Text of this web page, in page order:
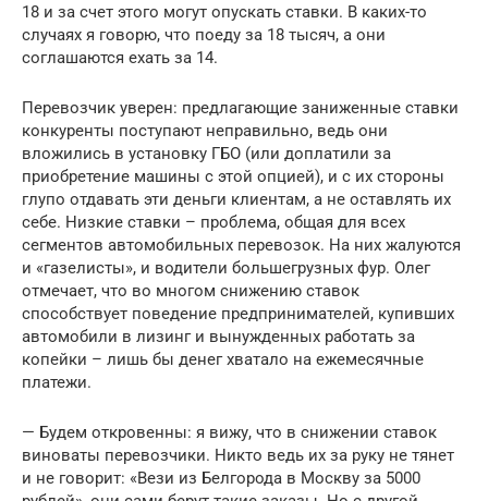
18 и за счет этого могут опускать ставки. В каких-то
случаях я говорю, что поеду за 18 тысяч, а они
соглашаются ехать за 14.
Перевозчик уверен: предлагающие заниженные ставки
конкуренты поступают неправильно, ведь они
вложились в установку ГБО (или доплатили за
приобретение машины с этой опцией), и с их стороны
глупо отдавать эти деньги клиентам, а не оставлять их
себе. Низкие ставки – проблема, общая для всех
сегментов автомобильных перевозок. На них жалуются
и «газелисты», и водители большегрузных фур. Олег
отмечает, что во многом снижению ставок
способствует поведение предпринимателей, купивших
автомобили в лизинг и вынужденных работать за
копейки – лишь бы денег хватало на ежемесячные
платежи.
— Будем откровенны: я вижу, что в снижении ставок
виноваты перевозчики. Никто ведь их за руку не тянет
и не говорит: «Вези из Белгорода в Москву за 5000